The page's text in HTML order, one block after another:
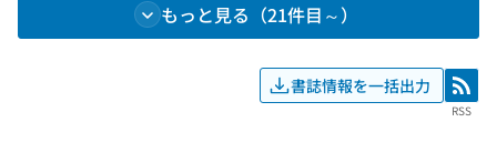
もっと見る（21件目～）
書誌情報を一括出力 RSS
RSS